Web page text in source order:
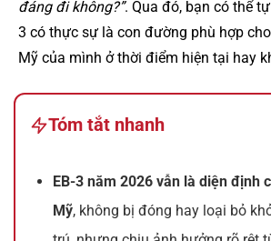
đáng đi không?”. Qua đó, bạn có thể
3 có thực sự là con đường phù hợp
Mỹ của mình ở thời điểm hiện tại hay
Tóm tắt nhanh
EB-3 năm 2026 vẫn là diện định
Mỹ, không bị đóng hay loại bỏ